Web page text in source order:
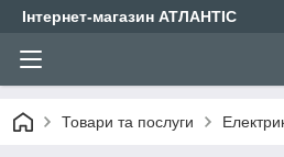
Інтернет-магазин АТЛАНТІС
Товари та послуги